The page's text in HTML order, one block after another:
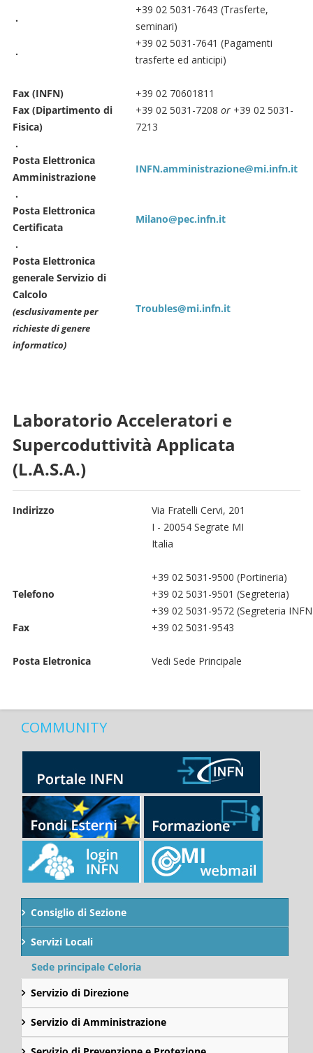
.
+39 02 5031-7643 (Trasferte,
seminari)
.
+39 02 5031-7641 (Pagamenti
trasferte ed anticipi)
Fax (INFN)
+39 02 70601811
Fax (Dipartimento di
Fisica)
+39 02 5031-7208 or +39 02 5031-
7213
.
Posta Elettronica
Amministrazione
INFN.amministrazione@mi.infn.it
.
Posta Elettronica
Certificata
Milano@pec.infn.it
.
Posta Elettronica
generale Servizio di
Calcolo
(esclusivamente per
richieste di genere
informatico)
Troubles@mi.infn.it
Laboratorio Acceleratori e
Supercoduttività Applicata
(L.A.S.A.)
Indirizzo
Via Fratelli Cervi, 201
I - 20054 Segrate MI
Italia
Telefono
+39 02 5031-9500 (Portineria)
+39 02 5031-9501 (Segreteria)
+39 02 5031-9572 (Segreteria
Fax
+39 02 5031-9543
Posta Eletronica Vedi Sede Principale
COMMUNITY
Consiglio di Sezione
Servizi Locali
Sede principale Celoria
Servizio di Direzione
Servizio di Amministrazione